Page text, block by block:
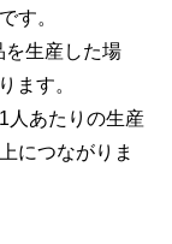
す。
生産した場
ます。
人あたりの生産
につながりま